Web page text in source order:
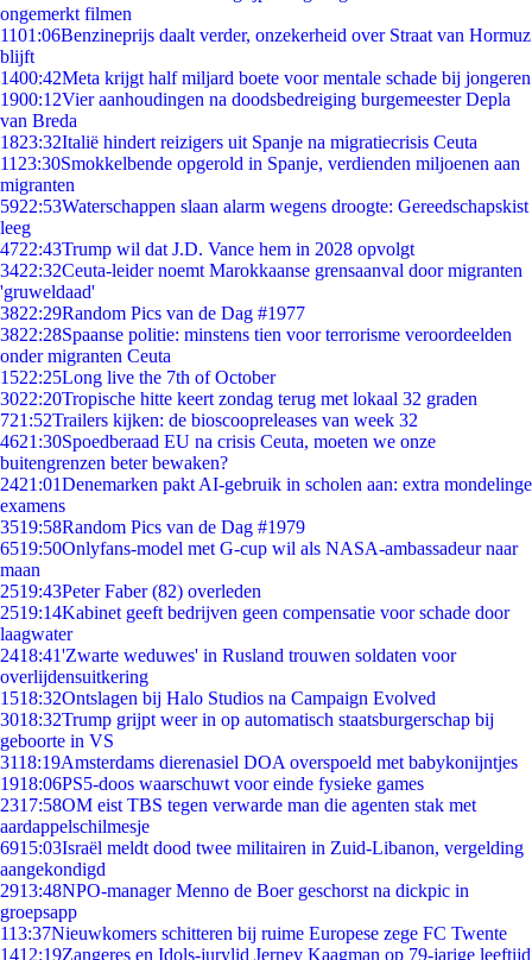
ongemerkt filmen
1101:06Benzineprijs daalt verder, onzekerheid over Straat van Hormuz
blijft
1400:42Meta krijgt half miljard boete voor mentale schade bij jongeren
1900:12Vier aanhoudingen na doodsbedreiging burgemeester Depla
van Breda
1823:32Italië hindert reizigers uit Spanje na migratiecrisis Ceuta
11 23:30Smokkelbende opgerold in Spanje, verdienden miljoenen aan
migranten
5922:53Waterschappen slaan alarm wegens droogte: Gereedschapskist
leeg
4722:43Trump wil dat J.D. Vance hem in 2028 opvolgt
3422:32Ceuta-leider noemt Marokkaanse grensaanval door migranten
'gruweldaad'
3822:29Random Pics van de Dag #1977
3822:28Spaanse politie: minstens tien voor terrorisme veroordeelden
onder migranten Ceuta
1522:25Long live the 7th of October
3022:20Tropische hitte keert zondag terug met lokaal 32 graden
721:52Trailers kijken: de bioscoopreleases van week 32
4621:30Spoedberaad EU na crisis Ceuta, moeten we onze
buitengrenzen beter bewaken?
2421:01Denemarken pakt AI-gebruik in scholen aan: extra mondelinge
examens
3519:58Random Pics van de Dag #1979
6519:50Onlyfans-model met G-cup wil als NASA-ambassadeur naar
maan
2519:43Peter Faber (82) overleden
2519:14Kabinet geeft bedrijven geen compensatie voor schade door
laagwater
2418:41'Zwarte weduwes' in Rusland trouwen soldaten voor
overlijdensuitkering
1518:32Ontslagen bij Halo Studios na Campaign Evolved
3018:32Trump grijpt weer in op automatisch staatsburgerschap bij
geboorte in VS
3118:19Amsterdams dierenasiel DOA overspoeld met babykonijntjes
1918:06PS5-doos waarschuwt voor einde fysieke games
2317:58OM eist TBS tegen verwarde man die agenten stak met
aardappelschilmesje
6915:03Israël meldt dood twee militairen in Zuid-Libanon, vergelding
aangekondigd
2913:48NPO-manager Menno de Boer geschorst na dickpic in
groepsapp
113:37Nieuwkomers schitteren bij ruime Europese zege FC Twente
1412:19Zangeres en Idols-jurylid Jerney Kaagman op 79-jarige leeftijd